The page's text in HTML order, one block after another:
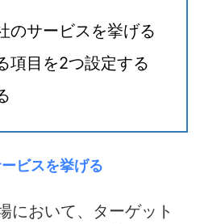
のサービスを挙げる
項目を2つ設定する
ビスを挙げる
において、ターゲット